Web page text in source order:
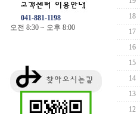
041-881-1198
오전 8:30 ~ 오후 8:00
18
17
16
15
14
13
12